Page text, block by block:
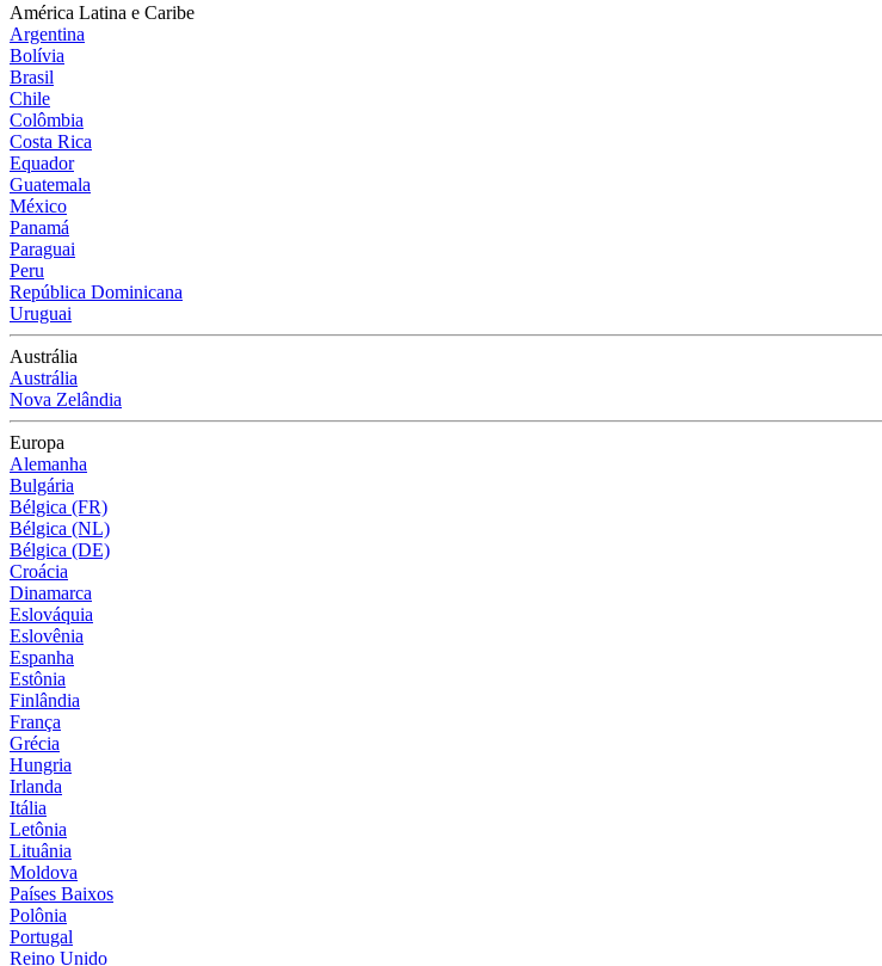
América Latina e Caribe
Argentina
Bolívia
Brasil
Chile
Colômbia
Costa Rica
Equador
Guatemala
México
Panamá
Paraguai
Peru
República Dominicana
Uruguai
Austrália
Austrália
Nova Zelândia
Europa
Alemanha
Bulgária
Bélgica (FR)
Bélgica (NL)
Bélgica (DE)
Croácia
Dinamarca
Eslováquia
Eslovênia
Espanha
Estônia
Finlândia
França
Grécia
Hungria
Irlanda
Itália
Letônia
Lituânia
Moldova
Países Baixos
Polônia
Portugal
Reino Unido